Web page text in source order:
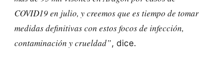
COVID19 en julio, y creemos que es tiempo de tomar
medidas definitivas con estos focos de infección,
contaminación y crueldad”, dice.